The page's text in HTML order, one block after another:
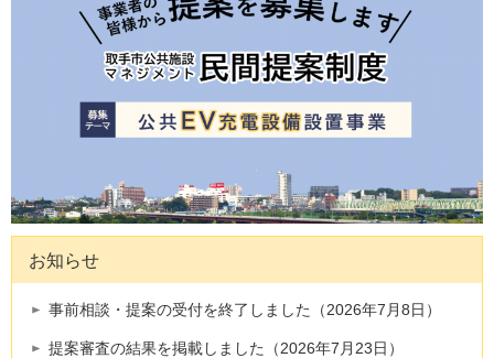
お知らせ
事前相談・提案の受付を終了しました（2026年7月8日）
提案審査の結果を掲載しました（2026年7月23日）